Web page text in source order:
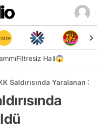
Filtresiz Hali😱
Saldırısında Yaralanan 3